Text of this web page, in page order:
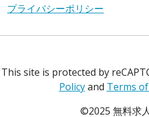
プライバシーポリシー
This site is protected by
Policyand Terms
©2025 無料求